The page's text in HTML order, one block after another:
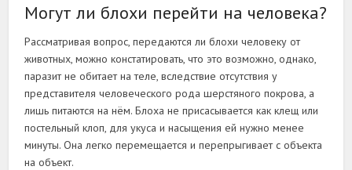
Могут ли блохи перейти на человека?
Рассматривая вопрос, передаются ли блохи человеку от
животных, можно констатировать, что это возможно, однако,
паразит не обитает на теле, вследствие отсутствия у
представителя человеческого рода шерстяного покрова, а
лишь питаются на нём. Блоха не присасывается как клещ или
постельный клоп, для укуса и насыщения ей нужно менее
минуты. Она легко перемещается и перепрыгивает с объекта
на объект.